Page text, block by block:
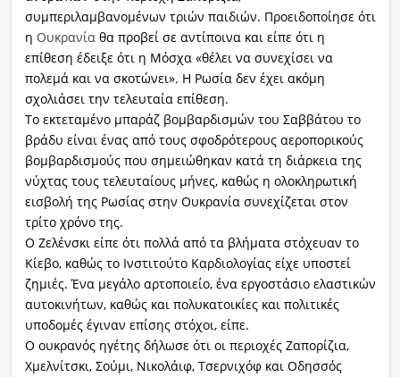
συμπεριλαμβανομένων τριών παιδιών. Προειδοποίησε ότι
η Ουκρανίαθα προβεί σε αντίποινα και είπε ότι η
επίθεση έδειξε ότι η Μόσχα «θέλει να συνεχίσει να
πολεμά και να σκοτώνει». Η Ρωσία δεν έχει ακόμη
σχολιάσει την τελευταία επίθεση.
Το εκτεταμένο μπαράζ βομβαρδισμών του Σαββάτου το
βράδυ είναι ένας από τους σφοδρότερους αεροπορικούς
βομβαρδισμούς που σημειώθηκαν κατά τη διάρκεια της
νύχτας τους τελευταίους μήνες, καθώς η ολοκληρωτική
εισβολή της Ρωσίας στην Ουκρανία συνεχίζεται στον
τρίτο χρόνο της.
Ο Ζελένσκι είπε ότι πολλά από τα βλήματα στόχευαν το
Κίεβο, καθώς το Ινστιτούτο Καρδιολογίας είχε υποστεί
ζημιές. Ένα μεγάλο αρτοποιείο, ένα εργοστάσιο ελαστικών
αυτοκινήτων, καθώς και πολυκατοικίες και πολιτικές
υποδομές έγιναν επίσης στόχοι, είπε.
Ο ουκρανός ηγέτης δήλωσε ότι οι περιοχές Ζαπορίζια,
Χμελνίτσκι, Σούμι, Νικολάιφ, Τσερνιχόφ και Οδησσός